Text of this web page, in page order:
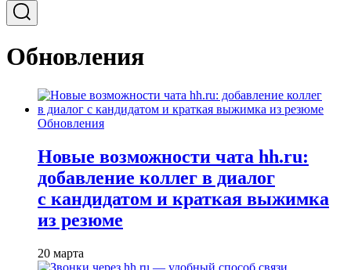
Обновления
Обновления
Новые возможности чата hh.ru:
добавление коллег в диалог
с кандидатом и краткая выжимка
из резюме
20 марта